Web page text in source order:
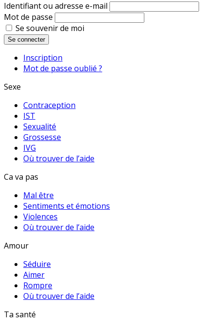
Identifiant ou adresse e-mail
Mot de passe
Se souvenir de moi
Se connecter
Inscription
Mot de passe oublié ?
Sexe
Contraception
IST
Sexualité
Grossesse
IVG
Où trouver de l’aide
Ca va pas
Mal être
Sentiments et émotions
Violences
Où trouver de l’aide
Amour
Séduire
Aimer
Rompre
Où trouver de l’aide
Ta santé